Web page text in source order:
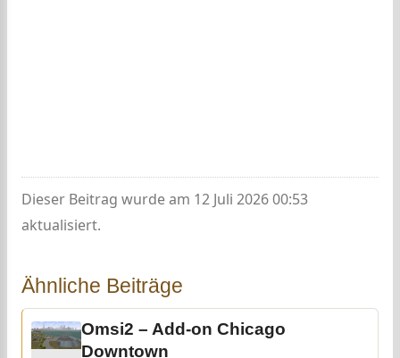
Dieser Beitrag wurde am 12 Juli 2026 00:53
aktualisiert.
Ähnliche Beiträge
Omsi2 – Add-on Chicago
Downtown